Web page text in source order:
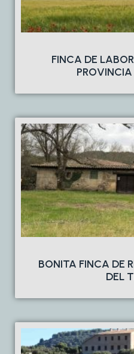
FINCA DE
BONITA FINCA DE
DEL